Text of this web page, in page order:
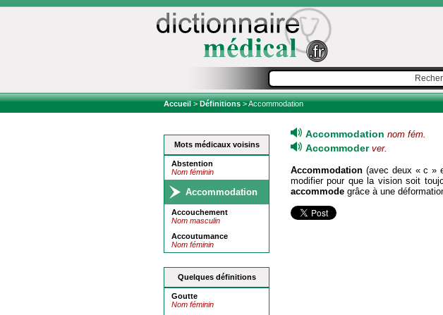
Accueil>Définitions> Accommodation
Mots médicaux voisins
Abstention
Nom féminin
Accommodation
Accouchement
Nom masculin
Accoutumance
Nom féminin
Quelques définitions
Goutte
Nom féminin
Accommodation nom fém.
Accommoder ver.
Accommodation (avec deux « c »
modifier pour que la vision soit
accommode grâce à une